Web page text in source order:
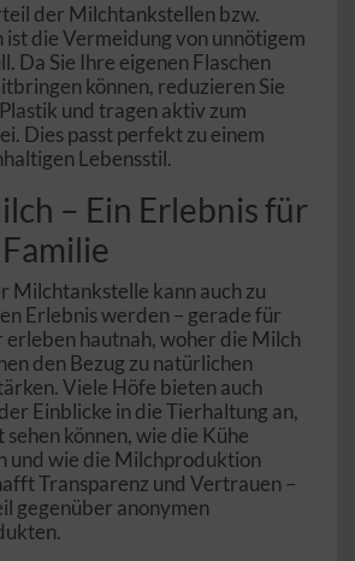
der Milchtankstellen bzw.
die Vermeidung von unnötigem
Da Sie Ihre eigenen Flaschen
können, reduzieren Sie
und tragen aktiv zum
Dies passt perfekt zu einem
Lebensstil.
– Ein Erlebnis für
Milchtankstelle kann auch zu
Erlebnis werden – gerade für
erleben hautnah, woher die Milch
den Bezug zu natürlichen
Viele Höfe bieten auch
Einblicke in die Tierhaltung an,
sehen können, wie die Kühe
und wie die Milchproduktion
Transparenz und Vertrauen –
gegenüber anonymen